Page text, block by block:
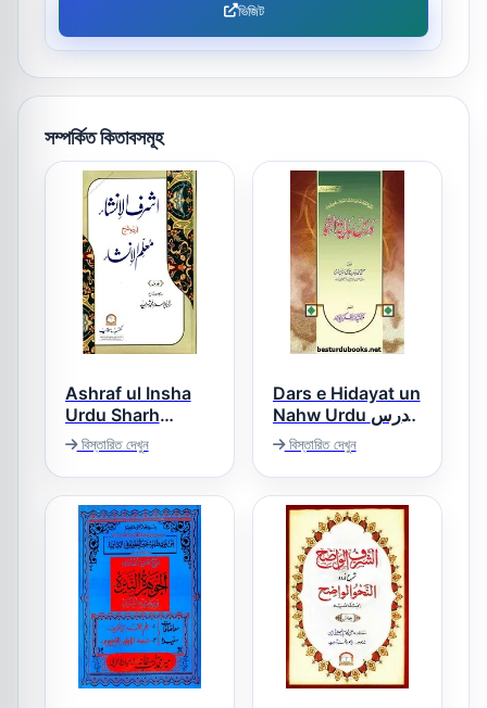
ভিজিট
সম্পর্কিত কিতাবসমূহ
Ashraf ul Insha
Urdu Sharh
Muallim ul Insha
اشرف الانشاء اردو
شرح معلم الانشاء
বিস্তারিত দেখুন
Dars e Hidayat un
Nahw Urdu درس
ہدایۃ النحو اردو
বিস্তারিত দেখুন